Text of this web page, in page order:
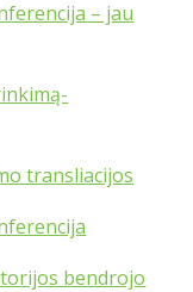
– jau
transliacijos
bendrojo